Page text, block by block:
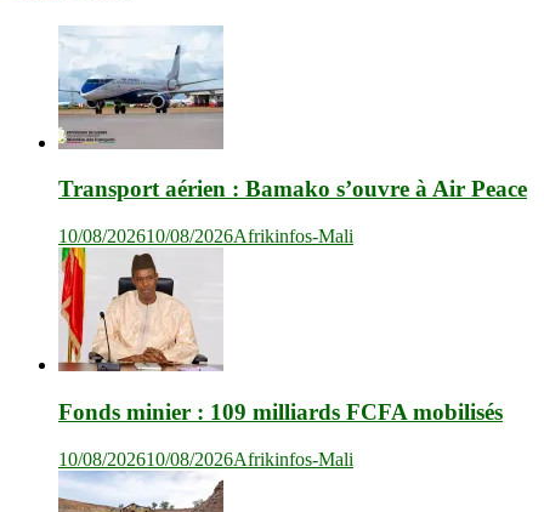
Transport aérien : Bamako s’ouvre à Air Peace
10/08/202610/08/2026Afrikinfos-Mali
Fonds minier : 109 milliards FCFA mobilisés
10/08/202610/08/2026Afrikinfos-Mali